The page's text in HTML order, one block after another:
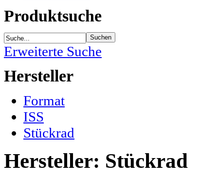
Produktsuche
Erweiterte Suche
Hersteller
Format
ISS
Stückrad
Hersteller: Stückrad